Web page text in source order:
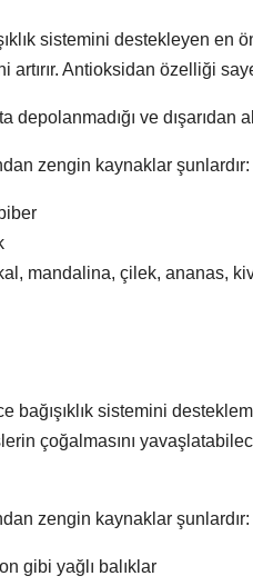
sistemini destekleyen en
artırır. Antioksidan özelliği
depolanmadığı ve
zengin kaynaklar şunlardır:
mandalina, çilek, ananas,
bağışıklık sistemini
çoğalmasını
zengin kaynaklar şunlardır:
gibi yağlı balıklar